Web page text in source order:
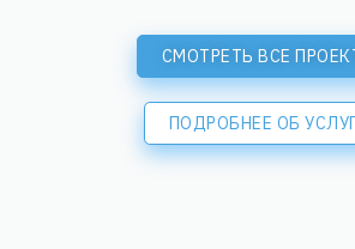
СМОТРЕТЬ ВСЕ
ПОДРОБНЕЕ ОБ